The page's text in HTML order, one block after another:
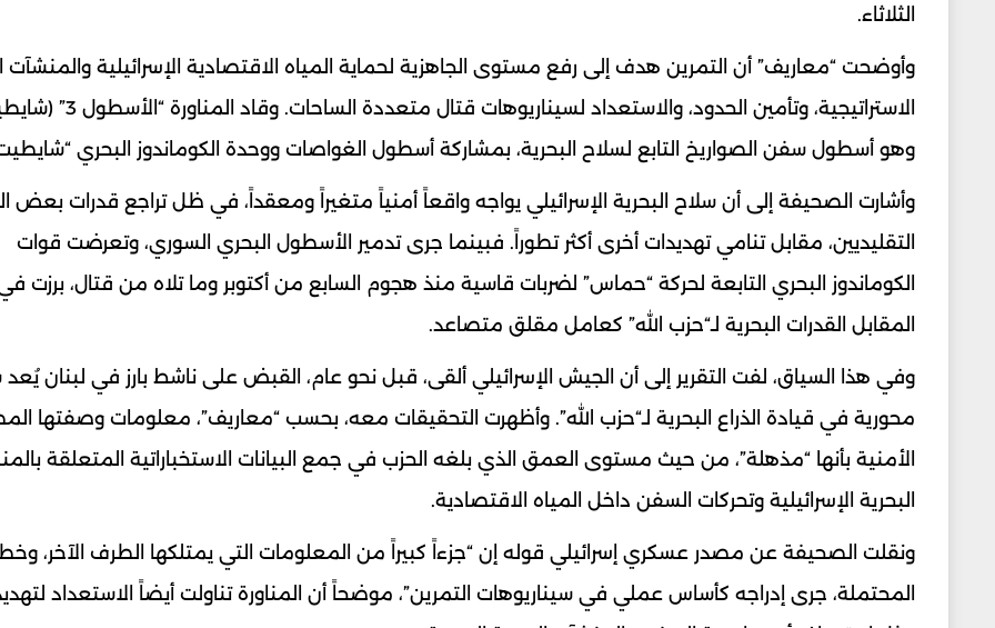
الثلاثاء.
وأوضحت “معاريف” أن التمرين هدف إلى رفع مستوى الجاهزية لحماية المياه الاقتصادية الإسرائيلية والمنشآت
وهو أسطول سفن الصواريخ التابع لسلاح البحرية، بمشاركة أسطول الغواصات ووحدة الكوماندوز البحري “شايطيت
وأشارت الصحيفة إلى أن سلاح البحرية الإسرائيلي يواجه واقعاً أمنياً متغيراً ومعقداً، في ظل تراجع قدرات بعض
التقليديين، مقابل تنامي تهديدات أخرى أكثر تطوراً. فبينما جرى تدمير الأسطول البحري السوري، وتعرضت قوات
الكوماندوز البحري التابعة لحركة “حماس” لضربات قاسية منذ هجوم السابع من أكتوبر وما تلاه من قتال، برزت
المقابل القدرات البحرية لـ“حزب الله” كعامل مقلق متصاعد.
وفي هذا السياق، لفت التقرير إلى أن الجيش الإسرائيلي ألقى، قبل نحو عام، القبض على ناشط بارز في لبنان
محورية في قيادة الذراع البحرية لـ“حزب الله”. وأظهرت التحقيقات معه، بحسب “معاريف”، معلومات وصفتها
الأمنية بأنها “مذهلة”، من حيث مستوى العمق الذي بلغه الحزب في جمع البيانات الاستخباراتية المتعلقة
البحرية الإسرائيلية وتحركات السفن داخل المياه الاقتصادية.
ونقلت الصحيفة عن مصدر عسكري إسرائيلي قوله إن “جزءاً كبيراً من المعلومات التي يمتلكها الطرف الآخر،
المحتملة، جرى إدراجه كأساس عملي في سيناريوهات التمرين”، موضحاً أن المناورة تناولت أيضاً الاستعداد